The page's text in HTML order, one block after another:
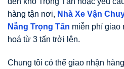
hàng tận nơi, Nhà Xe Vận
Nẵng Trọng Tấn miễn phí giao
hoá từ 3 tấn trởi lên.
Chung tôi có thể giao nhận